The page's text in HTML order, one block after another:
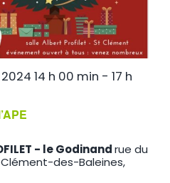
14 h 00 min - 17 h
- le Godinandrue du
des-Baleines,